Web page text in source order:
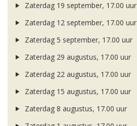
Zaterdag 19 september, 17.00 uur
Zaterdag 12 september, 17.00 uur
Zaterdag 5 september, 17.00 uur
Zaterdag 29 augustus, 17.00 uur
Zaterdag 22 augustus, 17.00 uur
Zaterdag 15 augustus, 17.00 uur
Zaterdag 8 augustus, 17.00 uur